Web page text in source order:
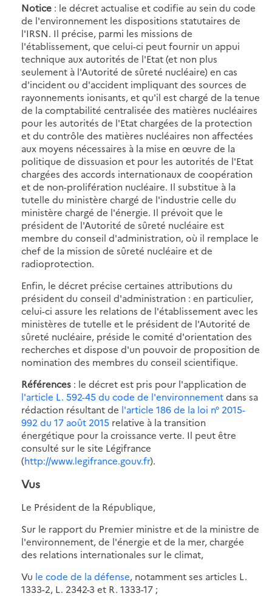
Notice : le décret actualise et codifie au sein du code
de l'environnement les dispositions statutaires de
l'IRSN. Il précise, parmi les missions de
l'établissement, que celui-ci peut fournir un appui
technique aux autorités de l'Etat (et non plus
seulement à l'Autorité de sûreté nucléaire) en cas
d'incident ou d'accident impliquant des sources de
rayonnements ionisants, et qu'il est chargé de la tenue
de la comptabilité centralisée des matières nucléaires
pour les autorités de l'Etat chargées de la protection
et du contrôle des matières nucléaires non affectées
aux moyens nécessaires à la mise en œuvre de la
politique de dissuasion et pour les autorités de l'Etat
chargées des accords internationaux de coopération
et de non-prolifération nucléaire. Il substitue à la
tutelle du ministère chargé de l'industrie celle du
ministère chargé de l'énergie. Il prévoit que le
président de l'Autorité de sûreté nucléaire est
membre du conseil d'administration, où il remplace le
chef de la mission de sûreté nucléaire et de
radioprotection.
Enfin, le décret précise certaines attributions du
président du conseil d'administration : en particulier,
celui-ci assure les relations de l'établissement avec les
ministères de tutelle et le président de l'Autorité de
sûreté nucléaire, préside le comité d'orientation des
recherches et dispose d'un pouvoir de proposition de
nomination des membres du conseil scientifique.
Références : le décret est pris pour l'application de
l'article L. 592-45 du code de l'environnementdans sa
rédaction résultant de l'article 186 de la loi n° 2015-
992 du 17 août 2015 relative à la transition
énergétique pour la croissance verte. Il peut être
consulté sur le site Légifrance
(http://www.legifrance.gouv.fr).
Vus
Le Président de la République,
Sur le rapport du Premier ministre et de la ministre de
l'environnement, de l'énergie et de la mer, chargée
des relations internationales sur le climat,
Vu le code de la défense, notamment ses articles L.
1333-2, L. 2342-3 et R. 1333-17 ;